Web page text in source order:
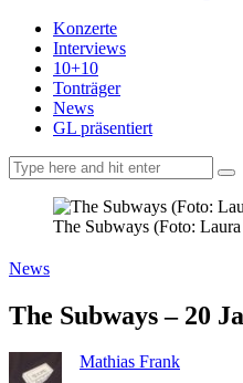
Konzerte
Interviews
10+10
Tonträger
News
GL präsentiert
The Subways (Foto:
News
The Subways – 20
Mathias Frank